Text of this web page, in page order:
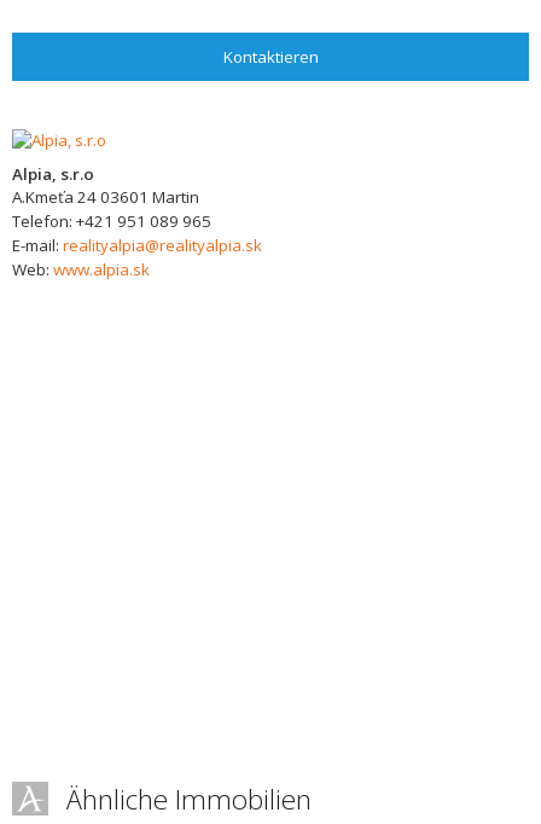
Kontaktieren
Alpia, s.r.o
A.Kmeťa 2403601 Martin
Telefon: +421 951 089 965
E-mail: realityalpia@realityalpia.sk
Web: www.alpia.sk
Ähnliche Immobilien